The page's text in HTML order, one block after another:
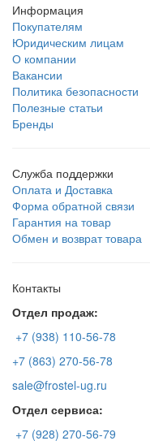
Информация
Покупателям
Юридическим лицам
О компании
Вакансии
Политика безопасности
Полезные статьи
Бренды
Служба поддержки
Оплата и Доставка
Форма обратной связи
Гарантия на товар
Обмен и возврат товара
Контакты
Отдел продаж:
+7 (938) 110-56-78
+7 (863) 270-56-78
sale@frostel-ug.ru
Отдел сервиса:
+7 (928) 270-56-79